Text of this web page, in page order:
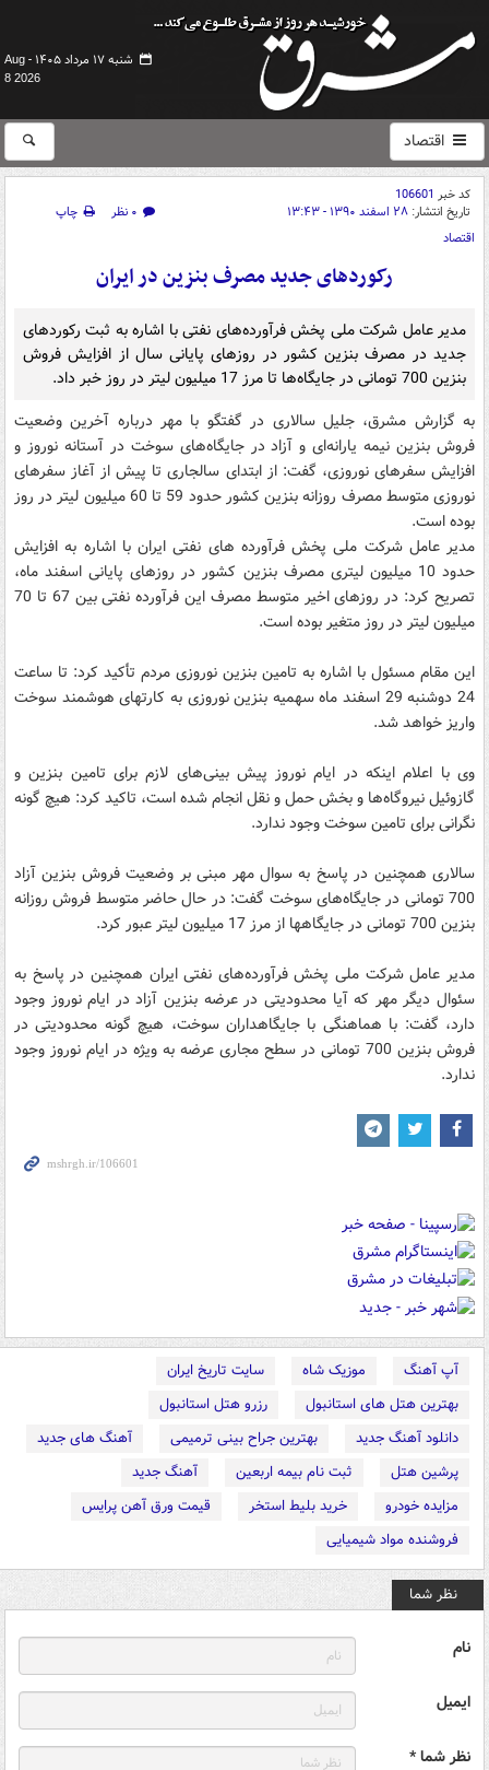
شنبه ۱۷ مرداد ۱۴۰۵ -
Aug
8 2026
اقتصاد
کد خبر 106601
تاریخ انتشار: ۲۸ اسفند ۱۳۹۰ - ۱۳:۴۳ ۰ نظر
چاپ
اقتصاد
رکوردهای جدید مصرف بنزین در ایران
مدیر عامل شرکت ملی پخش فرآورده‌های نفتی با اشاره به ثبت رکوردهای
جدید در مصرف بنزین کشور در روزهای پایانی سال از افزایش فروش
بنزین 700 تومانی در جایگاه‌ها تا مرز 17 میلیون لیتر در روز خبر داد.
به گزارش مشرق، جلیل سالاری در گفتگو با مهر درباره آخرین وضعیت
فروش بنزین نیمه یارانه‌ای و آزاد در جایگاه‌های سوخت در آستانه نوروز و
افزایش سفرهای نوروزی، گفت: از ابتدای سالجاری تا پیش از آغاز سفرهای
نوروزی متوسط مصرف روزانه بنزین کشور حدود 59 تا 60 میلیون لیتر در روز
بوده است.
مدیر عامل شرکت ملی پخش فرآورده های نفتی ایران با اشاره به افزایش
حدود 10 میلیون لیتری مصرف بنزین کشور در روزهای پایانی اسفند ماه،
تصریح کرد: در روزهای اخیر متوسط مصرف این فرآورده نفتی بین 67 تا 70
میلیون لیتر در روز متغیر بوده است.
این مقام مسئول با اشاره به تامین بنزین نوروزی مردم تأکید کرد: تا ساعت
24 دوشنبه 29 اسفند ماه سهمیه بنزین نوروزی به کارتهای هوشمند سوخت
واریز خواهد شد.
وی با اعلام اینکه در ایام نوروز پیش بینی‌های لازم برای تامین بنزین و
گازوئیل نیروگاه‌ها و بخش حمل و نقل انجام شده است، تاکید کرد: هیچ گونه
نگرانی برای تامین سوخت وجود ندارد.
سالاری همچنین در پاسخ به سوال مهر مبنی بر وضعیت فروش بنزین آزاد
700 تومانی در جایگاه‌های سوخت گفت: در حال حاضر متوسط فروش روزانه
بنزین 700 تومانی در جایگاهها از مرز 17 میلیون لیتر عبور کرد.
مدیر عامل شرکت ملی پخش فرآورده‌های نفتی ایران همچنین در پاسخ به
سئوال دیگر مهر که آیا محدودیتی در عرضه بنزین آزاد در ایام نوروز وجود
دارد، گفت: با هماهنگی با جایگاهداران سوخت، هیچ گونه محدودیتی در
فروش بنزین 700 تومانی در سطح مجاری عرضه به ویژه در ایام نوروز وجود
ندارد.
آپ آهنگ موزیک شاه
سایت تاریخ ایران
بهترین هتل های استانبول
رزرو هتل استانبول
دانلود آهنگ جدید
بهترین جراح بینی ترمیمی
آهنگ های جدید
پرشین هتل
ثبت نام بیمه اربعین
آهنگ جدید
مزایده خودرو
خرید بلیط استخر
قیمت ورق آهن پرایس
فروشنده مواد شیمیایی
نظر شما
نام
ایمیل
نظر شما *